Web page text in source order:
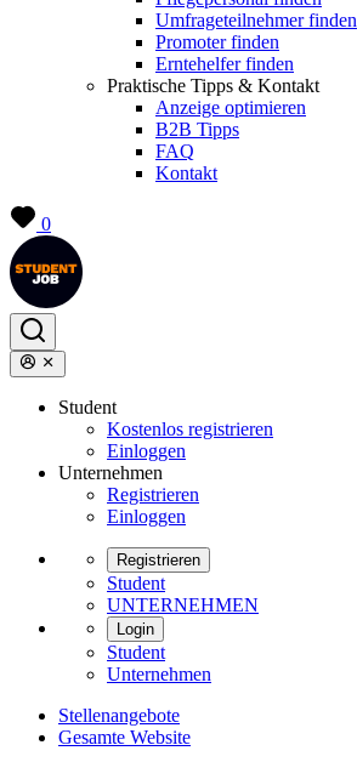
Umfrageteilnehmer finden
Promoter finden
Erntehelfer finden
Praktische Tipps & Kontakt
Anzeige optimieren
B2B Tipps
FAQ
Kontakt
0
Student
Kostenlos registrieren
Einloggen
Unternehmen
Registrieren
Einloggen
Registrieren
Student
UNTERNEHMEN
Login
Student
Unternehmen
Stellenangebote
Gesamte Website